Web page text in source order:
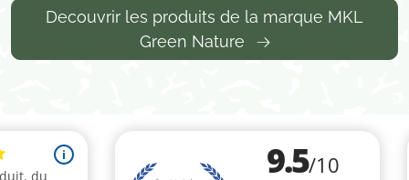
(2 avis)
Decouvrir les produits de la marque MKL
Green Nature